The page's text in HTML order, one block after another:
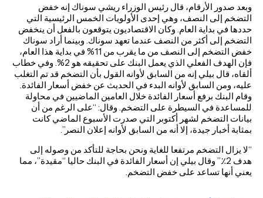
وبعد صدور الأرقام، قال رئيس الوزراء ريشي سوناك إنه خفض
التضخم إلى النصف، وهي إحدى الأولويات الخمس الرئيسية التي
حددها في بداية العام. وكان الاقتصاديون يتوقعون بالفعل أن ينخفض
التضخم إلى أكثر من النصف عندما تعهد سوناك. وبينما أراد سوناك
خفض التضخم إلى النصف من ما يقرب من 11% في بداية هذا العام،
فإن الهدف الفعلي الذي يعمل البنك على تحقيقه هو 2%. وفي خطاب
ألقاه، قال بيلي إنه من السابق لأوانه القول بأن التضخم قد تم التغلب
عليه، ومن السابق لأوانه البدء في الحديث عن خفض أسعار الفائدة.
وقام البنك برفع أسعار الفائدة خلال العامين الماضيين في محاولة
للمساعدة في السيطرة على التضخم. وقال: “على الرغم من أن
بيانات التضخم لشهر أكتوبر التي صدرت الأسبوع الماضي كانت
بمثابة أخبار جيدة، إلا أنه من السابق لأوانه إعلان النصر”.
“لا يزال التضخم مرتفعا للغاية ونحن بحاجة للتأكد من وصوله إلى
هدف 2٪.” وقال بيلي إن أسعار الفائدة في البنك حاليا “مقيدة”، مما
يعني أنها تساعد على خفض التضخم.